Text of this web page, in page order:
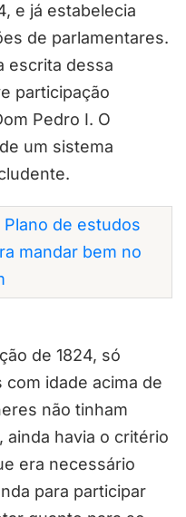
e já estabelecia
de parlamentares.
escrita dessa
participação
Pedro I. O
um sistema
de estudos
mandar bem no
de 1824, só
idade acima de
não tinham
ainda havia o critério
era necessário
para participar